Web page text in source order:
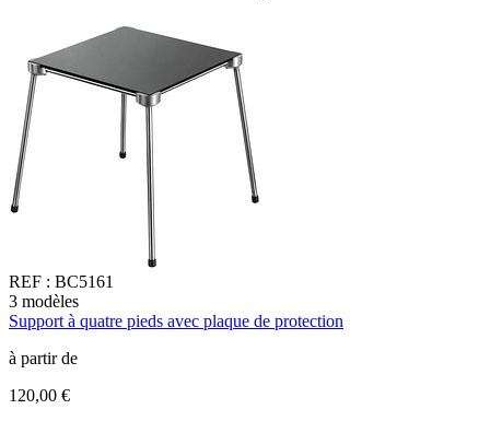
REF : BC5161
3 modèles
Support à quatre pieds avec plaque de protection
à partir de
120,00 €